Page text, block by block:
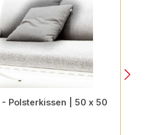
- Polsterkissen | 50 x 50